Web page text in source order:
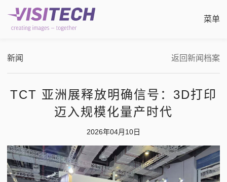
菜单
滚
静
先
3D
消
关
联
新闻 返回新闻档案
TCT 亚洲展释放明确信号：3D打印
迈入规模化量产时代
2026年04月10日